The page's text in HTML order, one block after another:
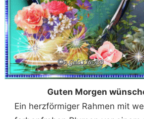
Guten Morgen
Ein herzförmiger Rahmen mit